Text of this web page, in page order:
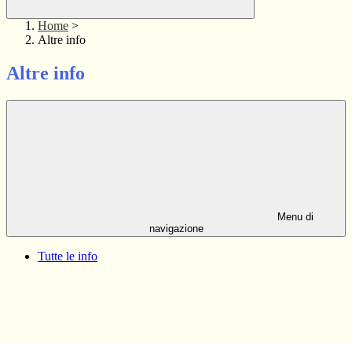
Home >
Altre info
Altre info
Menu di
navigazione
Tutte le info